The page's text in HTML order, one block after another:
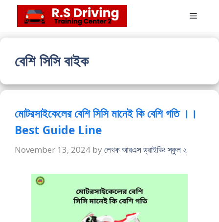
content
Menu
বেশি সিসি বাইক
মোটরসাইকেলের বেশি সিসি মানেই কি বেশি গতি ।।
Best Guide Line
November 13, 2024 by লেখক আরএস ড্রাইভিং স্কুল ২